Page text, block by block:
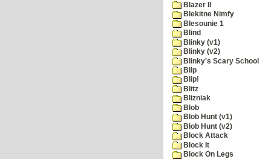
Blazer II
Blekitne Nimfy
Blesounie 1
Blind
Blinky (v1)
Blinky (v2)
Blinky's Scary School
Blip
Blip!
Blitz
Blizniak
Blob
Blob Hunt (v1)
Blob Hunt (v2)
Block Attack
Block It
Block On Legs